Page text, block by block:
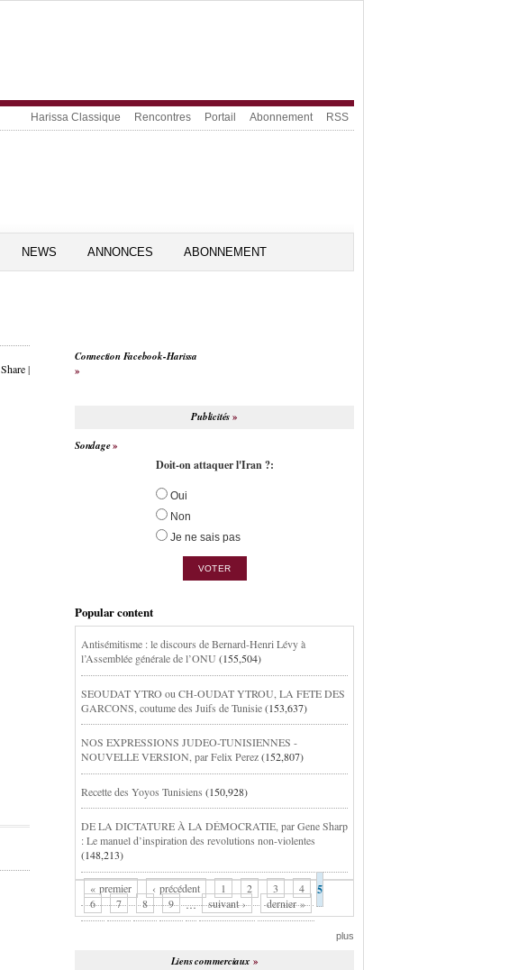
Harissa Classique Rencontres Portail Abonnement RSS
NEWS ANNONCES ABONNEMENT
Share|
Connection Facebook-Harissa
Publicités
Sondage
Doit-on attaquer l'Iran ?:
Oui
Non
Je ne sais pas
Popular content
Antisémitisme : le discours de Bernard-Henri Lévy à
l’Assemblée générale de l’ONU (155,504)
SEOUDAT YTRO ou CH-OUDAT YTROU, LA FETE DES
GARCONS, coutume des Juifs de Tunisie(153,637)
NOS EXPRESSIONS JUDEO-TUNISIENNES -
NOUVELLE VERSION, par Felix Perez(152,807)
Recette des Yoyos Tunisiens (150,928)
DE LA DICTATURE À LA DÉMOCRATIE, par Gene Sharp
: Le manuel d’inspiration des revolutions non-violentes
(148,213)
« premier ‹ précédent 1 2 3 4 5
6 7 8 9 … suivant › dernier »
plus
Liens commerciaux